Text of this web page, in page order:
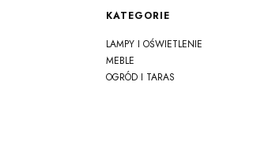
Linki w stopce
KATEGORIE
LAMPY I OŚWIETLENIE
MEBLE
OGRÓD I TARAS